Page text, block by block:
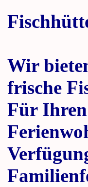
Wir
frische
Für